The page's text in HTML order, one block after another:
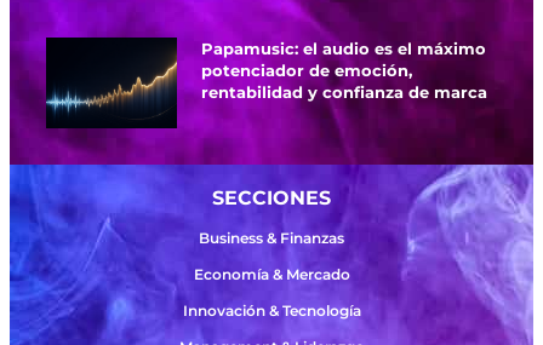
Papamusic: el audio es el máximo
potenciador de emoción,
rentabilidad y confianza de marca
SECCIONES
Business & Finanzas
Economía & Mercado
Innovación & Tecnología